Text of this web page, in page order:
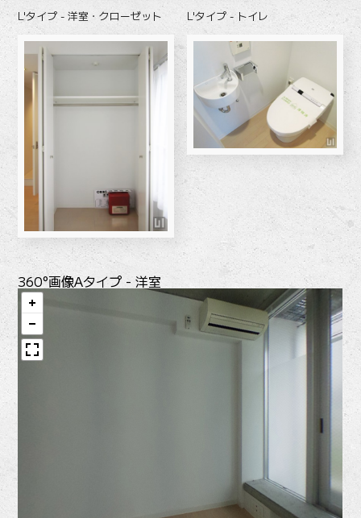
L'タイプ - 洋室・クローゼット L'タイプ - トイレ
360°画像Aタイプ - 洋室